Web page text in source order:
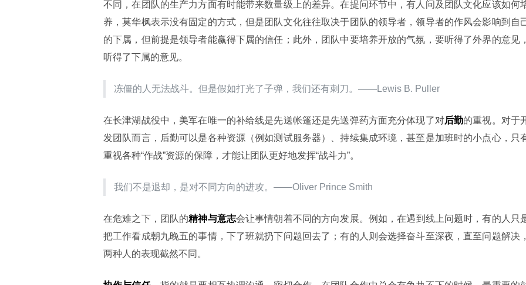
不同，在团队的生产力方面有时能带来数量级上的差异。在提问环节中，有人问及团队文化应该如何
养，莫华枫表示没有固定的方式，但是团队文化往往取决于团队的领导者，领导者的作风会影响到自
的下属，但前提是领导者能赢得下属的信任；此外，团队中要培养开放的气氛，要听得了外界的意见，
听得了下属的意见。
冻僵的人无法战斗。但是假如打光了子弹，我们还有刺刀。――Lewis B. Puller
在长津湖战役中，美军在唯一的补给线是先送帐篷还是先送弹药方面充分体现了对后勤的重视。对于
发团队而言，后勤可以是各种资源（例如测试服务器）、持续集成环境，甚至是加班时的小点心，只
重视各种“作战”资源的保障，才能让团队更好地发挥“战斗力”。
我们不是退却，是对不同方向的进攻。――Oliver Prince Smith
在危难之下，团队的精神与意志会让事情朝着不同的方向发展。例如，在遇到线上问题时，有的人只
把工作看成朝九晚五的事情，下了班就扔下问题回去了；有的人则会选择奋斗至深夜，直至问题解决，
两种人的表现截然不同。